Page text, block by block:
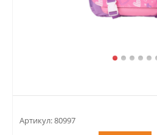
Артикул:80997